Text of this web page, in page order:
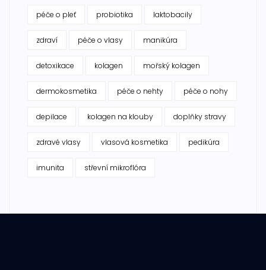
péče o pleť probiotika laktobacily
zdraví péče o vlasy manikúra
detoxikace kolagen mořský kolagen
dermokosmetika péče o nehty péče o nohy
depilace kolagen na klouby doplňky stravy
zdravé vlasy vlasová kosmetika pedikúra
imunita střevní mikroflóra